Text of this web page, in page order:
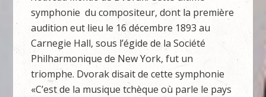
symphonie du compositeur, dont la première
audition eut lieu le 16 décembre 1893 au
Carnegie Hall, sous l’égide de la Société
Philharmonique de New York, fut un
triomphe. Dvorak disait de cette symphonie
«C’est de la musique tchèque où parle le pays